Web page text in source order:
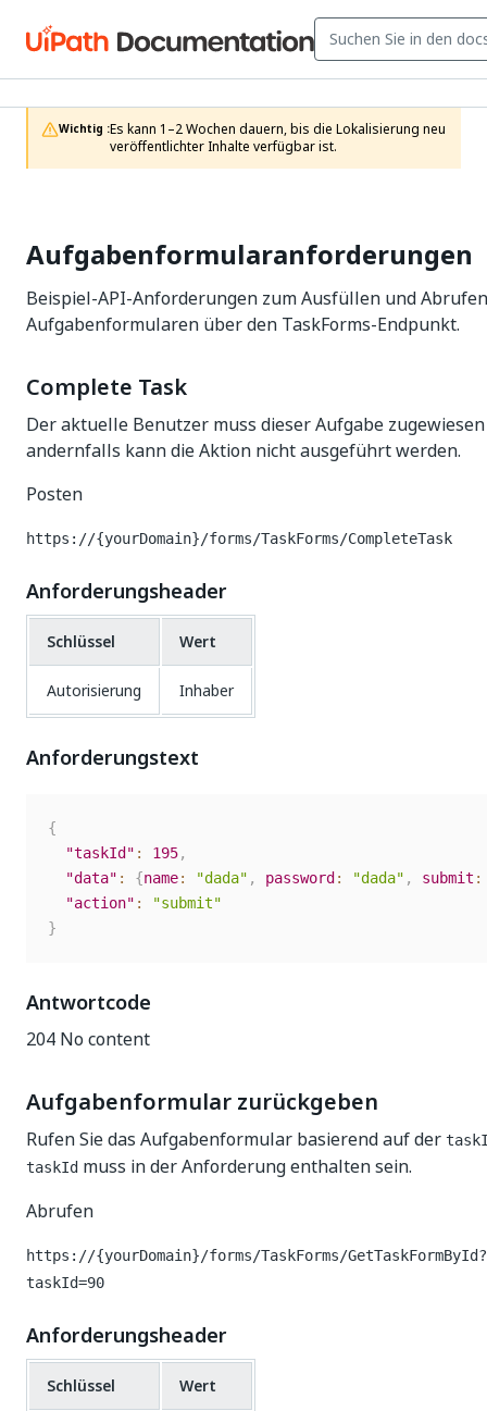
Wichtig :Es kann 1–2 Wochen dauern, bis die Lokalisierung neu
veröffentlichter Inhalte verfügbar ist.
Aufgabenformularanforderungen
Beispiel-API-Anforderungen zum Ausfüllen und
Aufgabenformularen über den TaskForms-Endpunkt.
Complete Task
Der aktuelle Benutzer muss dieser Aufgabe
andernfalls kann die Aktion nicht ausgeführt werden.
Posten
https://{yourDomain}/forms/TaskForms/CompleteTask
Anforderungsheader
Schlüssel Wert
Autorisierung Inhaber
Anforderungstext
{
"taskId" : 195,
"data" : {name: "dada" , password : "dada" , submit :
"action" :
"submit"
}
Antwortcode
204 No content
Aufgabenformular zurückgeben
Rufen Sie das Aufgabenformular basierend auf der
taskId muss in der Anforderung enthalten sein.
Abrufen
https://{yourDomain}/forms/TaskForms/GetTaskFormById?
taskId=90
Anforderungsheader
Schlüssel Wert